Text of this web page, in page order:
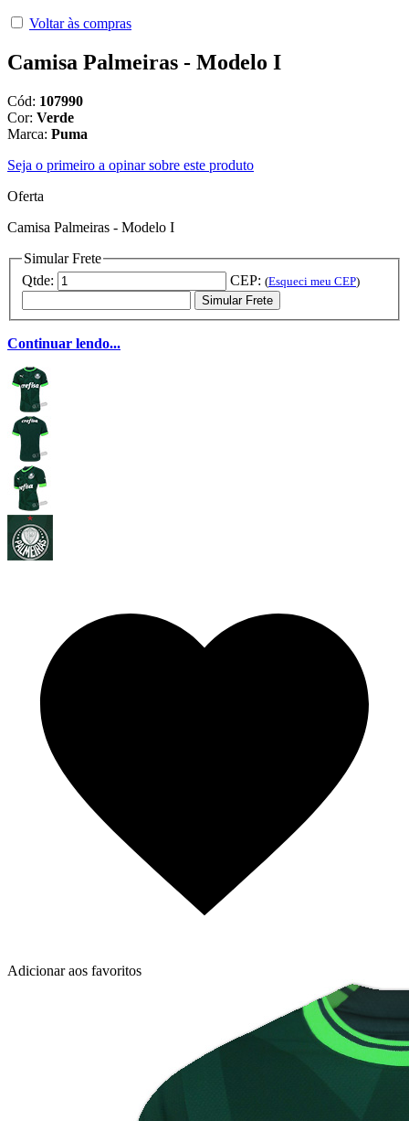
Voltar às compras
Camisa Palmeiras - Modelo I
Cód: 107990
Cor: Verde
Marca: Puma
Seja o primeiro a opinar sobre este produto
Oferta
Camisa Palmeiras - Modelo I
Simular Frete
Qtde:
CEP: (Esqueci meu CEP)
Simular Frete
Continuar lendo...
Adicionar aos favoritos